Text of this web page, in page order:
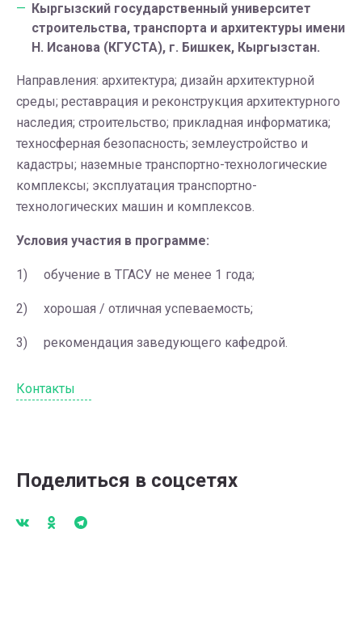
Кыргызский государственный университет
строительства, транспорта и архитектуры имени
Н. Исанова (КГУСТА), г. Бишкек, Кыргызстан.
Направления: архитектура; дизайн архитектурной
среды; реставрация и реконструкция архитектурного
наследия; строительство; прикладная информатика;
техносферная безопасность; землеустройство и
кадастры; наземные транспортно-технологические
комплексы; эксплуатация транспортно-
технологических машин и комплексов.
Условия участия в программе:
1) обучение в ТГАСУ не менее 1 года;
2) хорошая / отличная успеваемость;
3) рекомендация заведующего кафедрой.
Контакты
Поделиться в соцсетях